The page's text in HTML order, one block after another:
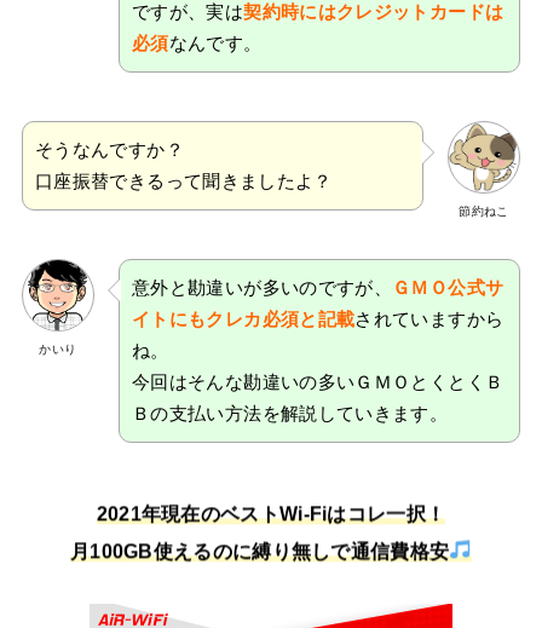
ですが、実は契約時にはクレジットカードは
必須なんです。
節約ねこ
そうなんですか？
口座振替できるって聞きましたよ？
かいり
意外と勘違いが多いのですが、
ＧＭＯ公式サ
イトにもクレカ必須と記載されていますから
ね。
今回はそんな勘違いの多いＧＭＯとくとくＢ
Ｂの支払い方法を解説していきます。
2021年現在のベストWi-Fiはコレ一択！
月100GB使えるのに縛り無しで通信費格安